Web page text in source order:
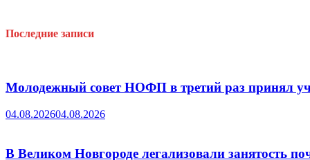
Последние записи
Молодежный совет НОФП в третий раз принял
04.08.202604.08.2026
В Великом Новгороде легализовали занятость